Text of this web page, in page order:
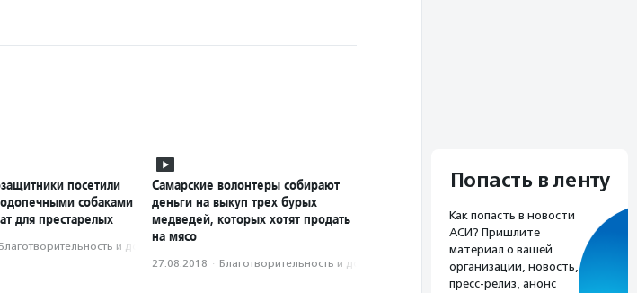
посетили
собаками
для престарелых
Благотвори­тель­ность и доброволь­чест­во
Самарские волонтеры собирают
деньги на выкуп трех бурых
медведей, которых хотят продать
на мясо
27.08.2018 · Благотвори­тель­ность и доброволь­чест­во
Попасть в ленту
Как попасть в новости
АСИ? Пришлите
материал о вашей
организации, новость,
пресс-релиз, анонс